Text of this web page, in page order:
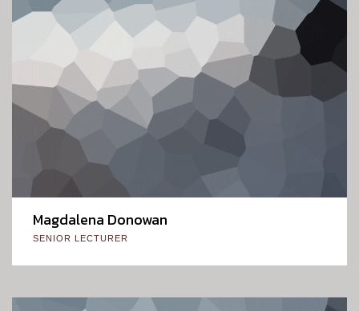
Magdalena Donowan
SENIOR LECTURER